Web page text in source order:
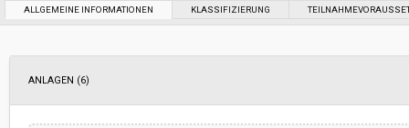
Soziale Dienstleistungen:
ALLGEMEINE INFORMATIONEN KLASSIFIZIERUNG
ANLAGEN (6)